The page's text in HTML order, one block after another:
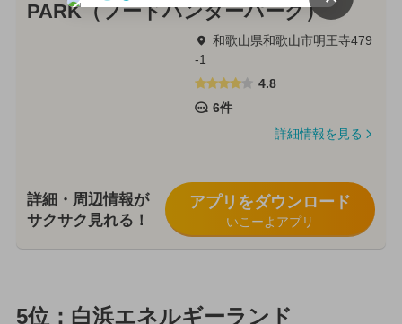
PARK（フードハンターパーク）
和歌山県和歌山市明王寺479
-1
4.8
6件
詳細情報を見る
詳細・周辺情報が
サクサク見れる！
アプリをダウンロード
いこーよアプリ
5位：白浜エネルギーランド